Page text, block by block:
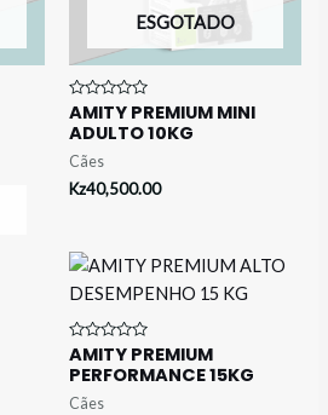
ESGOTADO
Avaliação
0
de
5
AMITY PREMIUM MINI
ADULTO 10KG
Cães
Kz40,500.00
Avaliação
0
de
5
AMITY PREMIUM
PERFORMANCE 15KG
Cães